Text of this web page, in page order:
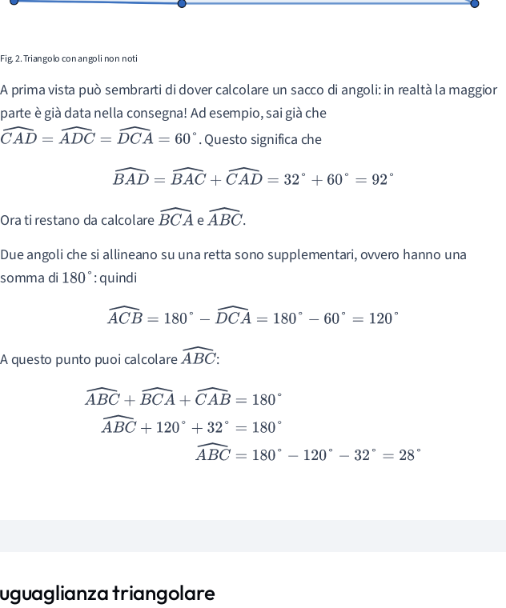
Fig. 2. Triangolo con angoli non noti
A prima vista può sembrarti di dover calcolare un sacco di angoli: in realtà la maggior
parte è già data nella consegna! Ad esempio, sai già che
CAD^= AD C^=DCA^= 60°
. Questo significa che
B AD^=B AC ^+CAD^=32°+60°=92°
Ora ti restano da calcolareBCA^ eABC^ .
Due angoli che si allineano su una retta sono supplementari, ovvero hanno una
somma di 180° : quindi
A CB^= 180 °−DCA ^=180°−60°=120
A questo punto puoi calcolareABC^ :
B CA^+CA B^=180°ABC^ +120 +32°=
triangolare